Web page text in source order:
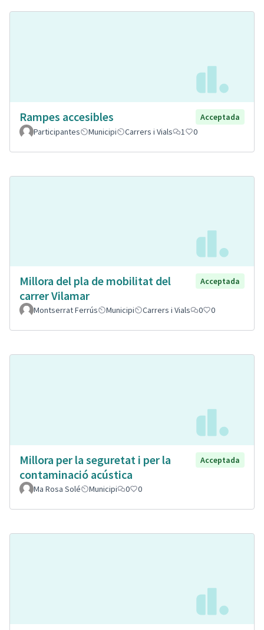
Rampes accesibles
Acceptada
Participantes
Municipi Carrers i Vials 1 0
Millora del pla de mobilitat del
carrer Vilamar
Acceptada
Montserrat Ferrús Municipi Carrers i Vials 0 0
Millora per la seguretat i per la
contaminació acústica
Acceptada
Ma Rosa Solé Municipi 0 0